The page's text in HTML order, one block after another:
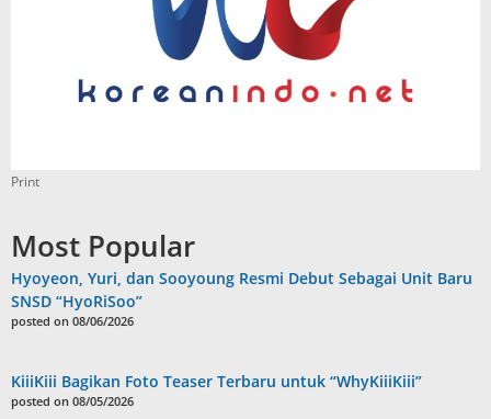
Print
Most Popular
Hyoyeon, Yuri, dan Sooyoung Resmi Debut Sebagai Unit Baru
SNSD “HyoRiSoo”
posted on 08/06/2026
KiiiKiii Bagikan Foto Teaser Terbaru untuk “WhyKiiiKiii”
posted on 08/05/2026